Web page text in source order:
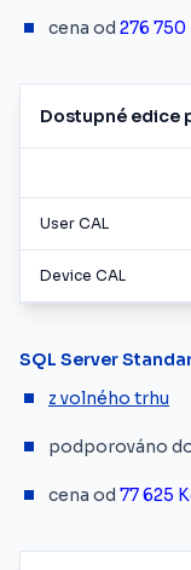
cena od 276 750
Dostupné edice
User CAL
Device CAL
SQL Server
z volného trhu
podporováno
cena od 77 625